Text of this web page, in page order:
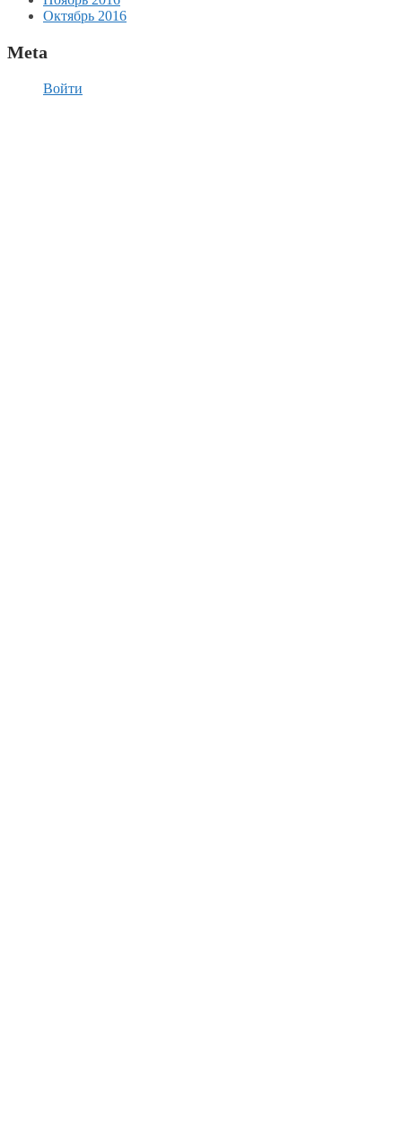
Октябрь 2016
Meta
Войти